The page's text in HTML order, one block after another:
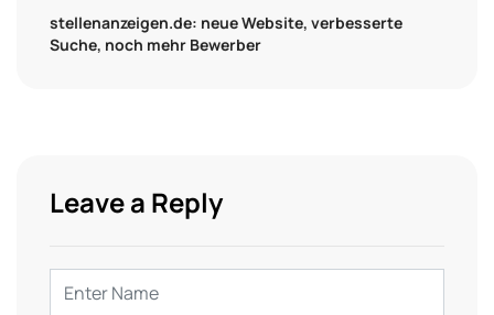
stellenanzeigen.de: neue Website, verbesserte
Suche, noch mehr Bewerber
Leave a Reply